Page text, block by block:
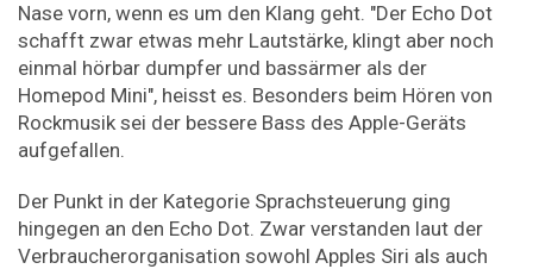
Nase vorn, wenn es um den Klang geht. "Der Echo Dot
schafft zwar etwas mehr Lautstärke, klingt aber noch
einmal hörbar dumpfer und bassärmer als der
Homepod Mini", heisst es. Besonders beim Hören von
Rockmusik sei der bessere Bass des Apple-Geräts
aufgefallen.
Der Punkt in der Kategorie Sprachsteuerung ging
hingegen an den Echo Dot. Zwar verstanden laut der
Verbraucherorganisation sowohl Apples Siri als auch